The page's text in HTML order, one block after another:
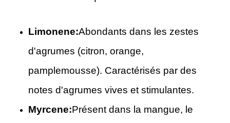
Limonene:Abondants dans les zestes
d'agrumes (citron, orange,
pamplemousse). Caractérisés par des
notes d'agrumes vives et stimulantes.
Myrcene:Présent dans la mangue, le